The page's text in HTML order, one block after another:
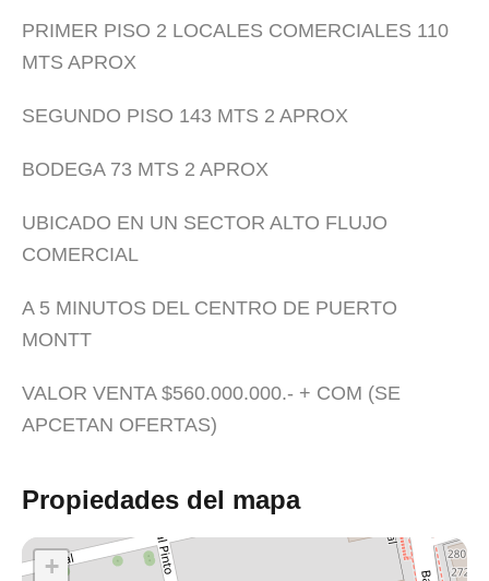
PRIMER PISO 2 LOCALES COMERCIALES 110
MTS APROX
SEGUNDO PISO 143 MTS 2 APROX
BODEGA 73 MTS 2 APROX
UBICADO EN UN SECTOR ALTO FLUJO
COMERCIAL
A 5 MINUTOS DEL CENTRO DE PUERTO
MONTT
VALOR VENTA $560.000.000.- + COM (SE
APCETAN OFERTAS)
Propiedades del mapa
+